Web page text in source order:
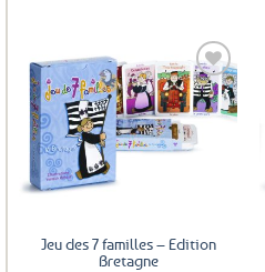
plusieurs
variations.
Les
options
peuvent
être
Ajouter
aux
favoris
Jeu des 7 familles – Edition
Bretagne